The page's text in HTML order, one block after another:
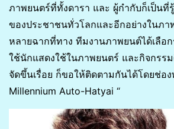
ภาพยนตร์ที่ทั้งดารา และ ผู้กำกับก็เป็นที่
ของประชาชนทั่วโลกและอีกอย่างในภา
หลายฉากที่ทาง ทีมงานภาพยนต์ได้เลือก
ใช้นักแสดงใช้ในภาพยนตร์ และกิจกรรม
จัดขึ้นเรื่อย ก็ขอให้ติดตามกันได้โดยช่อง
Millennium Auto-Hatyai “